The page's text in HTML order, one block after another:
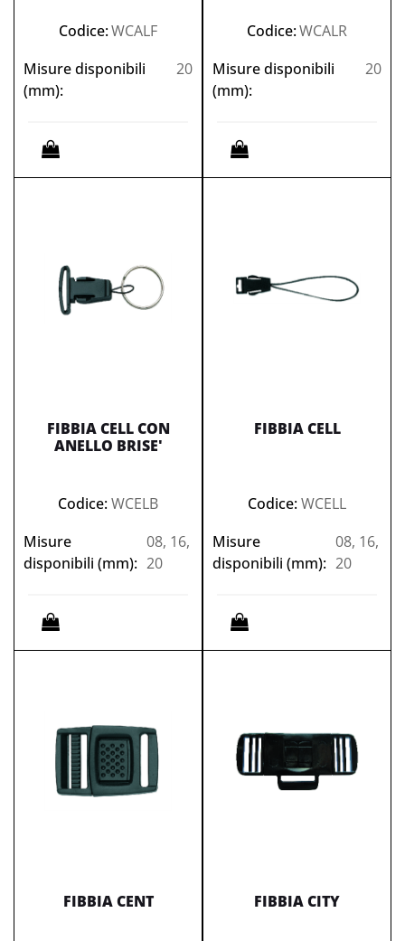
Codice:WCALF
Misure disponibili
(mm):
20
Quantità
Codice:WCALR
Misure disponibili
(mm):
20
Quantità
FIBBIA CELL CON
ANELLO BRISE'
Codice:WCELB
Misure
disponibili (mm):
08, 16,
20
Quantità
FIBBIA CELL
Codice:WCELL
Misure
disponibili (mm):
08, 16,
20
Quantità
FIBBIA CENT FIBBIA CITY